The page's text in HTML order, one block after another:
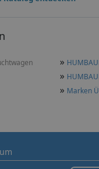
»
»
» Marken